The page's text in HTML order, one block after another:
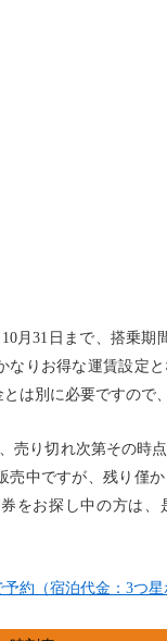
月31日まで、搭乗期
なりお得な運賃設定
は別に必要ですので
売り切れ次第その時
売中ですが、残り僅
をお探し中の方は、
約（宿泊代金：3つ星